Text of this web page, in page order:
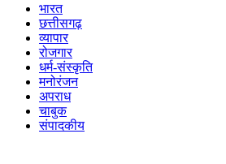
भारत
छत्तीसगढ़
व्यापार
रोजगार
धर्म-संस्कृति
मनोरंजन
अपराध
चाबुक
संपादकीय